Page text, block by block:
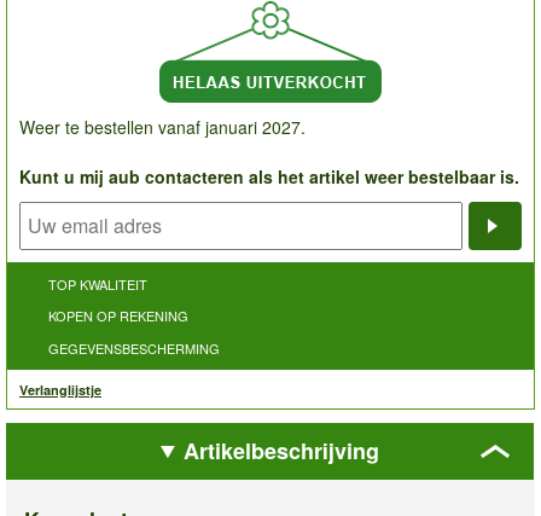
Weer te bestellen vanaf januari 2027.
Kunt u mij aub contacteren als het artikel weer bestelbaar is.
TOP KWALITEIT
KOPEN OP REKENING
GEGEVENSBESCHERMING
Verlanglijstje
Artikelbeschrijving